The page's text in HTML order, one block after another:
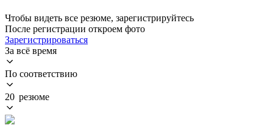
Чтобы видеть все резюме, зарегистрируйтесь
После регистрации откроем фото
Зарегистрироваться
За всё время
По соответствию
20 резюме